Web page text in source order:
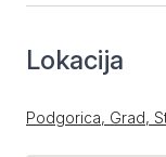
Lokacija
Podgorica, Grad,